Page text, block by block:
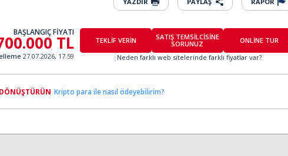
BAŞLANGIÇ FİYATI
TL
27.07.2026, 17.59
TEKLİF VERİN
SATIŞ TEMSİLCİSİNE
SORUNUZ
ONLİNE TUR
Neden farklı web sitelerinde farklı fiyatlar var?
Kripto para ile nasıl ödeyebilirim?